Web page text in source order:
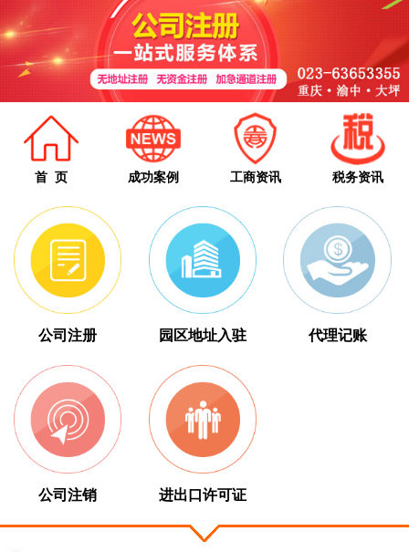
首 页 成功案例 工商资讯 税务资讯
公司注册 园区地址入驻 代理记账
公司注销 进出口许可证